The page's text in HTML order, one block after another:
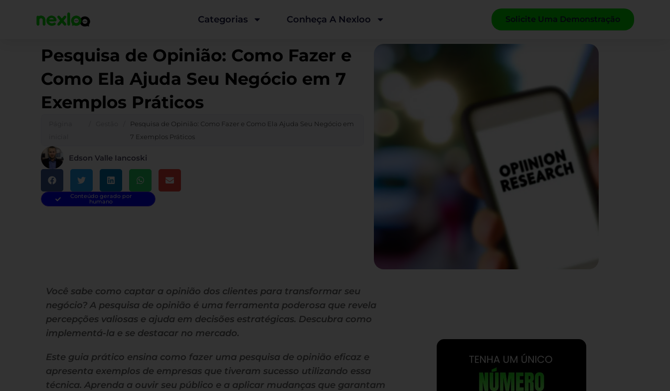
Categorias Conheça A Nexloo Solicite Uma Demonstração
Pesquisa de Opinião: Como Fazer e
Como Ela Ajuda Seu Negócio em 7
Exemplos Práticos
Pesquisa de Opinião: Como Fazer e Como Ela Ajuda Seu Negócio em
7 Exemplos Práticos
Edson Valle Iancoski
Conteúdo gerado por
humano
Você sabe como captar a opinião dos clientes para transformar seu
negócio? A pesquisa de opinião é uma ferramenta poderosa que revela
percepções valiosas e ajuda em decisões estratégicas. Descubra como
implementá-la e se destacar no mercado.
Este guia prático ensina como fazer uma pesquisa de opinião eficaz e
apresenta exemplos de empresas que tiveram sucesso utilizando essa
técnica. Aprenda a ouvir seu público e a aplicar mudanças que garantam